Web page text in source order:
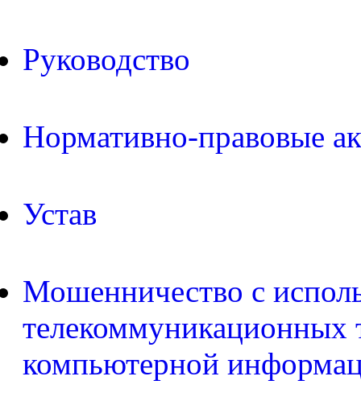
Руководство
Нормативно-правовые
Устав
Мошенничество с
телекоммуникационных
компьютерной